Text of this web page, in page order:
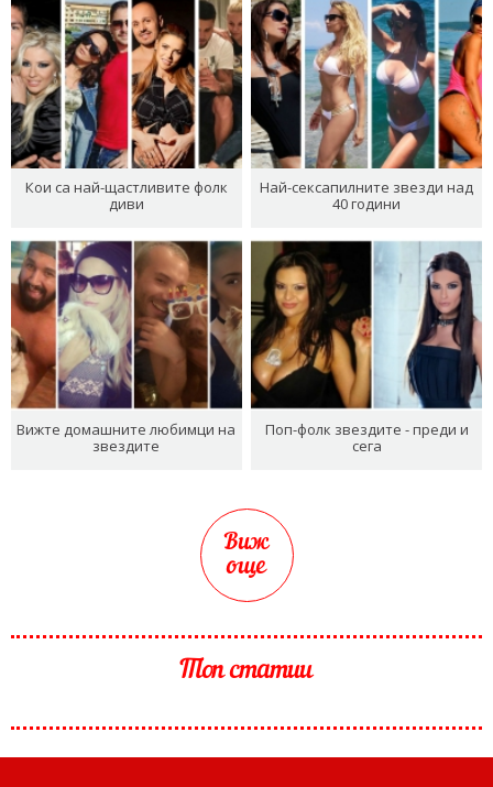
Кои са най-щастливите фолк
диви
Най-сексапилните звезди над
40 години
Вижте домашните любимци на
звездите
Поп-фолк звездите - преди и
сега
Виж
още
Топ статии